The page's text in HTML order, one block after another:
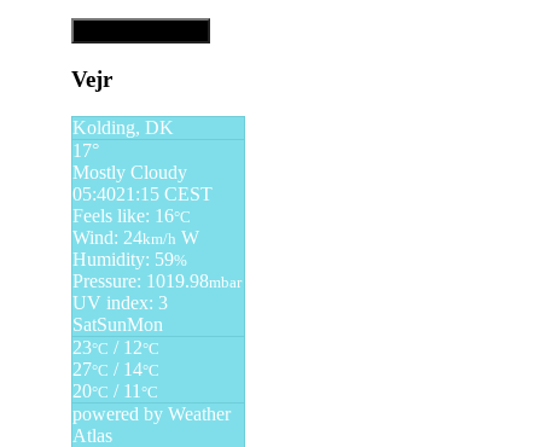
Vejr
Kolding, DK
17°
Mostly Cloudy
05:4021:15 CEST
Feels like: 16°C
Wind: 24km/h W
Humidity: 59%
Pressure: 1019.98mbar
UV index: 3
SatSunMon
23°C / 12°C
27°C / 14°C
20°C / 11 °C
powered by Weather
Atlas